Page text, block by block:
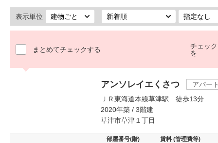
表示単位
まとめてチェックする
チェッ
を
アンソレイエくさつ
アパー
ＪＲ東海道本線草津駅 徒歩13分
2020年築 / 3階建
草津市草津１丁目
部屋番号(階) 賃料 (管理費等)